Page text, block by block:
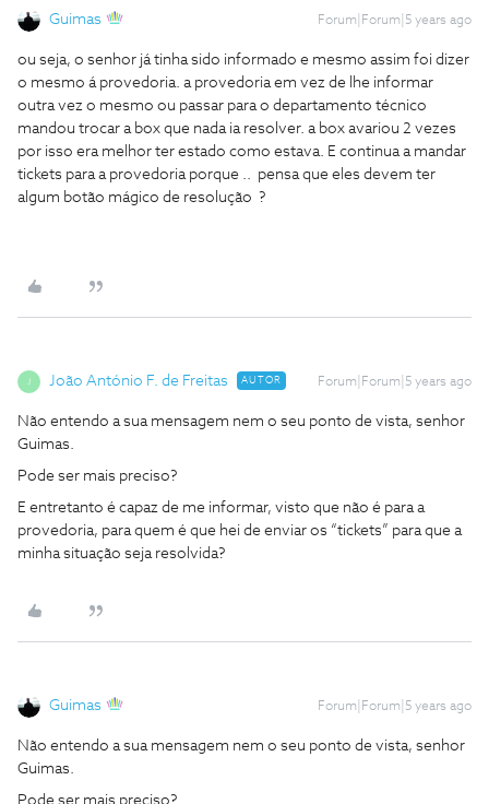
Guimas Forum|Forum|5 years ago
ou seja, o senhor já tinha sido informado e mesmo assim foi dizer
o mesmo á provedoria. a provedoria em vez de lhe informar
outra vez o mesmo ou passar para o departamento técnico
mandou trocar a box que nada ia resolver. a box avariou 2 vezes
por isso era melhor ter estado como estava. E continua a mandar
tickets para a provedoria porque .. pensa que eles devem ter
algum botão mágico de resolução ?
João António F. de Freitas AUTOR Forum|Forum|5 years ago
Não entendo a sua mensagem nem o seu ponto de vista, senhor
Guimas.
Pode ser mais preciso?
E entretanto é capaz de me informar, visto que não é para a
provedoria, para quem é que hei de enviar os “tickets” para que a
minha situação seja resolvida?
Guimas Forum|Forum|5 years ago
Não entendo a sua mensagem nem o seu ponto de vista, senhor
Guimas.
Pode ser mais preciso?